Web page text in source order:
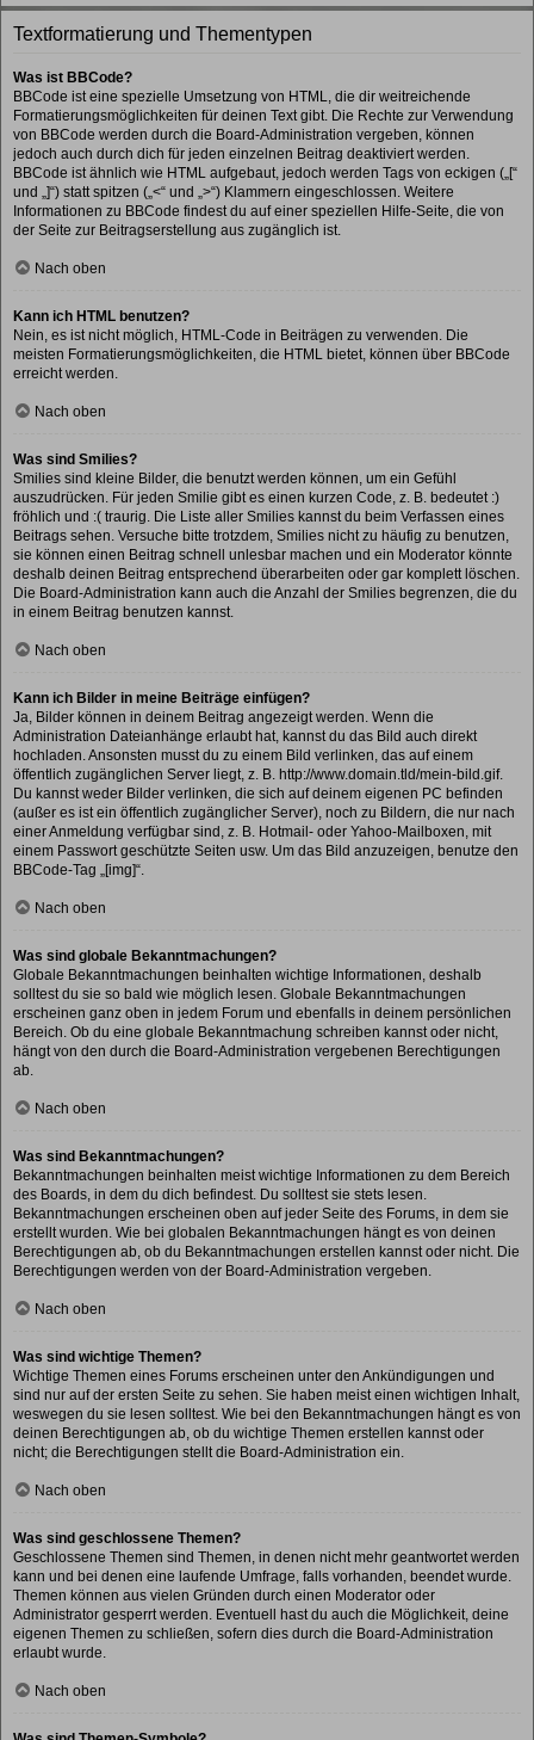
Textformatierung und Thementypen
Was ist BBCode?
BBCode ist eine spezielle Umsetzung von HTML, die dir weitreichende
Formatierungsmöglichkeiten für deinen Text gibt. Die Rechte zur Verwendung
von BBCode werden durch die Board-Administration vergeben, können
jedoch auch durch dich für jeden einzelnen Beitrag deaktiviert werden.
BBCode ist ähnlich wie HTML aufgebaut, jedoch werden Tags von eckigen („[“
und „]“) statt spitzen („<“ und „>“) Klammern eingeschlossen. Weitere
Informationen zu BBCode findest du auf einer speziellen Hilfe-Seite, die von
der Seite zur Beitragserstellung aus zugänglich ist.
Nach oben
Kann ich HTML benutzen?
Nein, es ist nicht möglich, HTML-Code in Beiträgen zu verwenden. Die
meisten Formatierungsmöglichkeiten, die HTML bietet, können über BBCode
erreicht werden.
Nach oben
Was sind Smilies?
Smilies sind kleine Bilder, die benutzt werden können, um ein Gefühl
auszudrücken. Für jeden Smilie gibt es einen kurzen Code, z. B. bedeutet :)
fröhlich und :( traurig. Die Liste aller Smilies kannst du beim Verfassen eines
Beitrags sehen. Versuche bitte trotzdem, Smilies nicht zu häufig zu benutzen,
sie können einen Beitrag schnell unlesbar machen und ein Moderator könnte
deshalb deinen Beitrag entsprechend überarbeiten oder gar komplett löschen.
Die Board-Administration kann auch die Anzahl der Smilies begrenzen, die du
in einem Beitrag benutzen kannst.
Nach oben
Kann ich Bilder in meine Beiträge einfügen?
Ja, Bilder können in deinem Beitrag angezeigt werden. Wenn die
Administration Dateianhänge erlaubt hat, kannst du das Bild auch direkt
hochladen. Ansonsten musst du zu einem Bild verlinken, das auf einem
öffentlich zugänglichen Server liegt, z. B. http://www.domain.tld/mein-bild.gif.
Du kannst weder Bilder verlinken, die sich auf deinem eigenen PC befinden
(außer es ist ein öffentlich zugänglicher Server), noch zu Bildern, die nur nach
einer Anmeldung verfügbar sind, z. B. Hotmail- oder Yahoo-Mailboxen, mit
einem Passwort geschützte Seiten usw. Um das Bild anzuzeigen, benutze den
BBCode-Tag „[img]“.
Nach oben
Was sind globale Bekanntmachungen?
Globale Bekanntmachungen beinhalten wichtige Informationen, deshalb
solltest du sie so bald wie möglich lesen. Globale Bekanntmachungen
erscheinen ganz oben in jedem Forum und ebenfalls in deinem persönlichen
Bereich. Ob du eine globale Bekanntmachung schreiben kannst oder nicht,
hängt von den durch die Board-Administration vergebenen Berechtigungen
ab.
Nach oben
Was sind Bekanntmachungen?
Bekanntmachungen beinhalten meist wichtige Informationen zu dem Bereich
des Boards, in dem du dich befindest. Du solltest sie stets lesen.
Bekanntmachungen erscheinen oben auf jeder Seite des Forums, in dem sie
erstellt wurden. Wie bei globalen Bekanntmachungen hängt es von deinen
Berechtigungen ab, ob du Bekanntmachungen erstellen kannst oder nicht. Die
Berechtigungen werden von der Board-Administration vergeben.
Nach oben
Was sind wichtige Themen?
Wichtige Themen eines Forums erscheinen unter den Ankündigungen und
sind nur auf der ersten Seite zu sehen. Sie haben meist einen wichtigen Inhalt,
weswegen du sie lesen solltest. Wie bei den Bekanntmachungen hängt es von
deinen Berechtigungen ab, ob du wichtige Themen erstellen kannst oder
nicht; die Berechtigungen stellt die Board-Administration ein.
Nach oben
Was sind geschlossene Themen?
Geschlossene Themen sind Themen, in denen nicht mehr geantwortet werden
kann und bei denen eine laufende Umfrage, falls vorhanden, beendet wurde.
Themen können aus vielen Gründen durch einen Moderator oder
Administrator gesperrt werden. Eventuell hast du auch die Möglichkeit, deine
eigenen Themen zu schließen, sofern dies durch die Board-Administration
erlaubt wurde.
Nach oben